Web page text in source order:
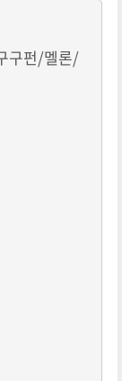
구펀/멜론/